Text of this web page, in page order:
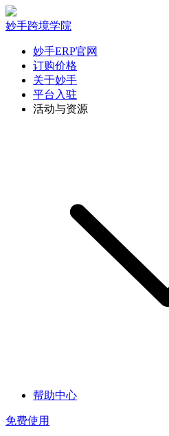
妙手跨境学院
妙手ERP官网
订购价格
关于妙手
平台入驻
活动与资源
帮助中心
免费使用